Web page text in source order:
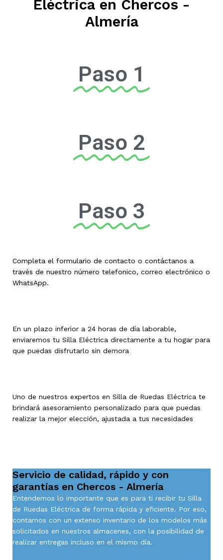
Eléctrica en Chercos -
Almería
Paso 1
Paso 2
Paso 3
Completa el formulario de contacto o contáctanos a
través de nuestro número telefonico, correo electrónico o
WhatsApp.
En un plazo inferior a 24 horas de día laborable,
enviaremos tu Silla Eléctrica directamente a tu hogar para
que puedas disfrutarlo sin demora
Uno de nuestros expertos en Silla de Ruedas Eléctrica te
brindará asesoramiento personalizado para que puedas
realizar la mejor elección, ajustada a tus necesidades
Servicio de calidad, rápido y con
garantías en Chercos - Almería
Entendemos lo importante que es para ti recibir tu Silla
de Ruedas Eléctrica de forma rápida y eficiente. Por eso,
contamos con un extenso inventario de los modelos más
solicitados en nuestros almacenes, con la posibilidad de
realizar entregas incluso en el mismo día.